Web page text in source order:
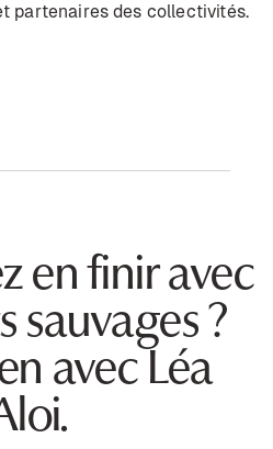
partenaires des collectivités.
en finir avec
sauvages ?
avec Léa